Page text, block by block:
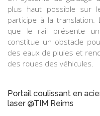
plus haut possible sur
participe à la translation.
que le rail présente
constitue un obstacle
des eaux de pluies et
des roues des véhicules.
Portail coulissant en
laser @TIM Reims